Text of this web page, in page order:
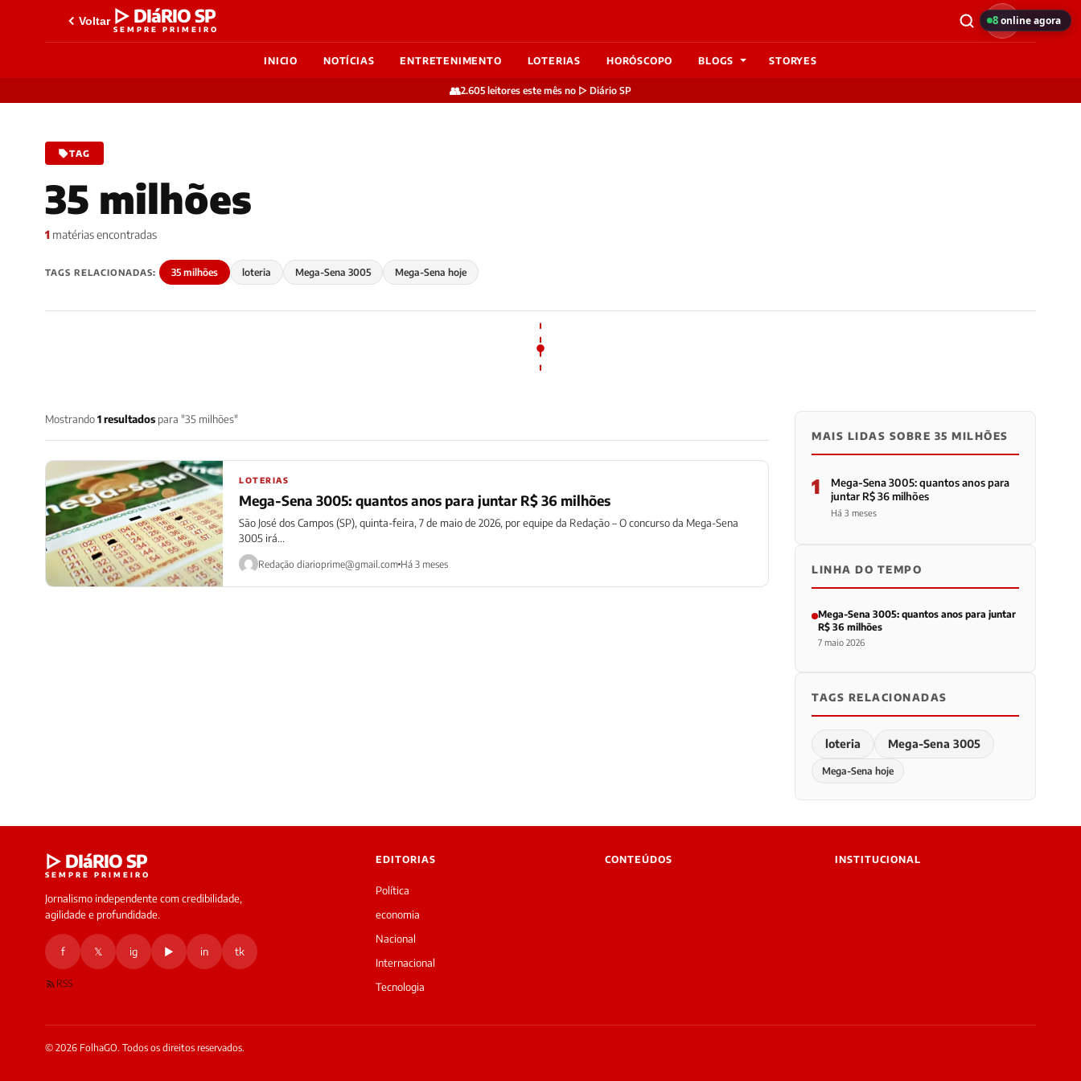
Voltar ▷ DIáRIO SP
SEMPRE PRIMEIRO
INICIO NOTÍCIAS ENTRETENIMENTO LOTERIAS HORÓSCOPO BLOGS STORYES
👥2.605 leitores este mês no ▷ Diário SP
TAG
35 milhões
1 matérias encontradas
TAGS RELACIONADAS: 35 milhões loteria Mega-Sena 3005 Mega-Sena hoje
Mostrando1 resultados para "35 milhões"
LOTERIAS
Mega-Sena 3005: quantos anos para juntar R$ 36 milhões
São José dos Campos (SP), quinta-feira, 7 de maio de 2026, por equipe da Redação – O concurso da Mega-Sena
3005 irá...
Redação diarioprime@gmail.com Há 3 meses
MAIS LIDAS SOBRE 35 MILHÕES
1
Mega-Sena 3005: quantos anos para
juntar R$ 36 milhões
Há 3 meses
LINHA DO TEMPO
Mega-Sena 3005: quantos anos para juntar
R$ 36 milhões
7 maio 2026
TAGS RELACIONADAS
loteria Mega-Sena 3005
Mega-Sena hoje
▷ DIáRIO SP
SEMPRE PRIMEIRO
Jornalismo independente com credibilidade,
agilidade e profundidade.
f 𝕏 ig ▶ in tk
RSS
EDITORIAS
Política
economia
Nacional
Internacional
Tecnologia
CONTEÚDOS INSTITUCIONAL
© 2026 FolhaGO. Todos os direitos reservados.
8online agora